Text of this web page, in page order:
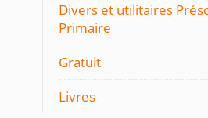
Divers et utilitaires
Primaire
Gratuit
Livres